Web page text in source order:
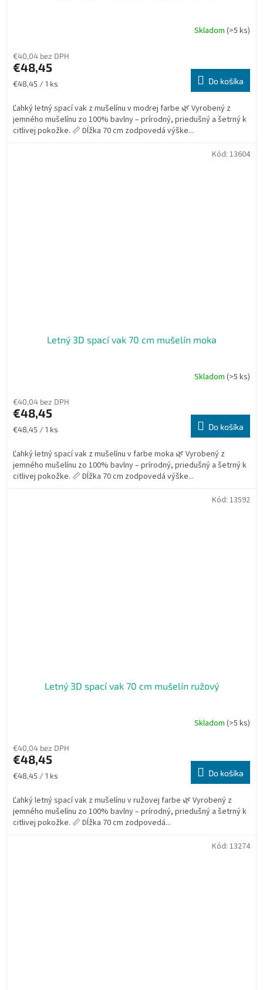
Skladom (>5 ks)
€40,04 bez DPH
€48,45
Jednotková
€48,45 / 1 ks Do košíka
Ľahký letný spací vak z mušelínu v modrej farbe 🌿 Vyrobený z
jemného mušelínu zo 100% bavlny – prírodný, priedušný a šetrný k
citlivej pokožke. 📏 Dĺžka 70 cm zodpovedá výške...
Letný 3D spací vak 70 cm mušelín moka
Skladom (>5 ks)
€40,04 bez DPH
€48,45
Jednotková
€48,45 / 1 ks Do košíka
Ľahký letný spací vak z mušelínu v farbe moka 🌿 Vyrobený z
jemného mušelínu zo 100% bavlny – prírodný, priedušný a šetrný k
citlivej pokožke. 📏 Dĺžka 70 cm zodpovedá výške...
Kód: 13604
Letný 3D spací vak 70 cm mušelín ružový
Skladom (>5 ks)
€40,04 bez DPH
€48,45
Jednotková
€48,45 / 1 ks Do košíka
Ľahký letný spací vak z mušelínu v ružovej farbe 🌿 Vyrobený z
jemného mušelínu zo 100% bavlny – prírodný, priedušný a šetrný k
citlivej pokožke. 📏 Dĺžka 70 cm zodpovedá...
Kód: 13592
Kód: 13274